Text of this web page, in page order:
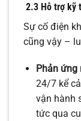
2.3 Hỗ trợ kỹ
Sự cố điện
cũng vậy –
Phản ứng
24/7 kể
vận hành
tức qua